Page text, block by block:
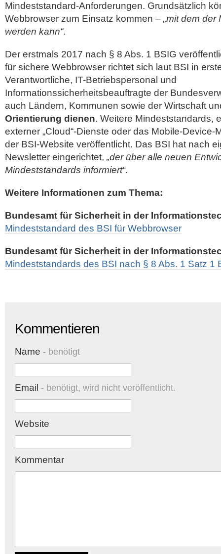
Mindeststandard-Anforderungen. Grundsätzlich
Webbrowser zum Einsatz kommen – „mit dem der
werden kann“.
Der erstmals 2017 nach § 8 Abs. 1 BSIG
für sichere Webbrowser richtet sich laut BSI in
Verantwortliche, IT-Betriebspersonal und
Informationssicherheitsbeauftragte der
auch Ländern, Kommunen sowie der Wirtschaft
Orientierung dienen. Weitere Mindeststandards,
externer „Cloud“-Dienste oder das Mobile-Device-
der BSI-Website veröffentlicht. Das BSI hat nach
Newsletter eingerichtet, „der über alle neuen
Mindeststandards informiert“.
Weitere Informationen zum Thema:
Bundesamt für Sicherheit in der
Mindeststandard des BSI für Webbrowser
Bundesamt für Sicherheit in der
Mindeststandards des BSI nach § 8 Abs. 1 Satz 1
Kommentieren
Name - benötigt
Email - benötigt, wird nicht veröffentlicht.
Website
Kommentar